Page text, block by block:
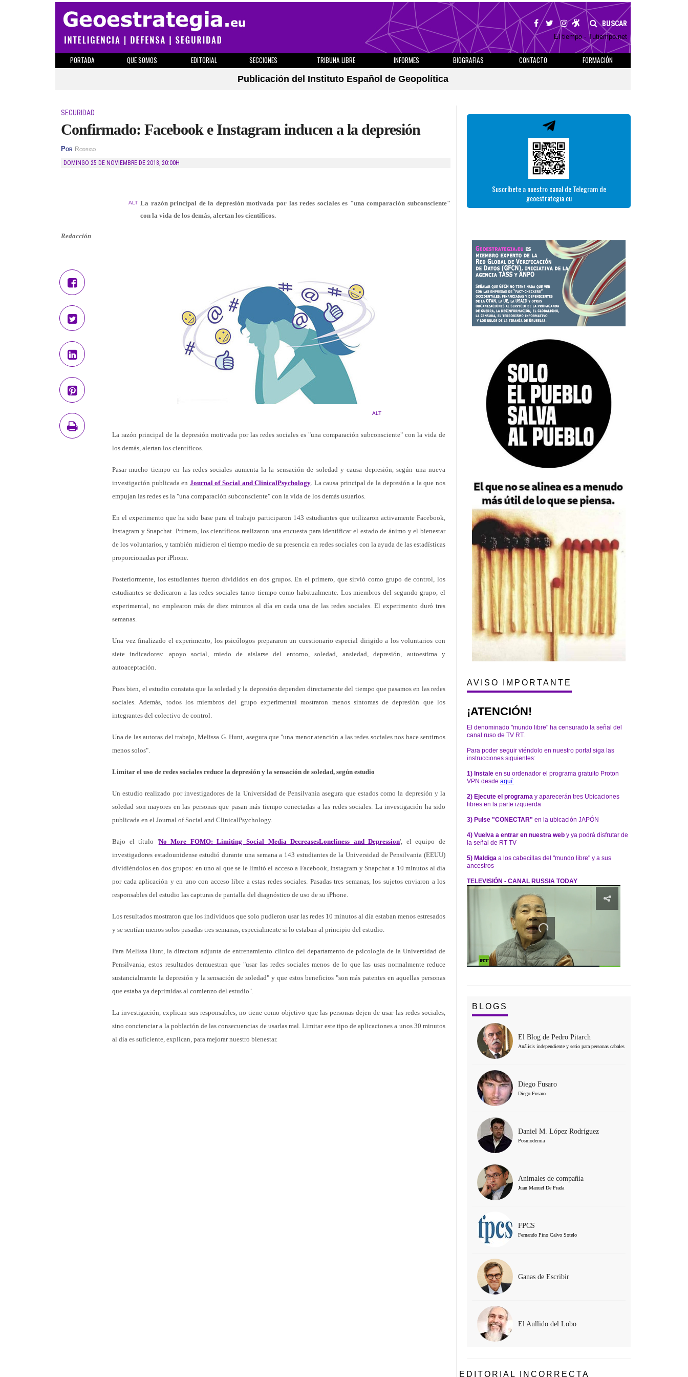
BUSCAR
El tiempo - Tutiempo.net
PORTADA QUE SOMOS EDITORIAL SECCIONES TRIBUNA LIBRE INFORMES BIOGRAFIAS CONTACTO
FORMACIÓN
Publicación del Instituto Español de Geopolítica
SEGURIDAD
Confirmado: Facebook e Instagram inducen a la depresión
Por Rodrigo
DOMINGO 25 DE NOVIEMBRE DE 2018, 20:00H
ALT La razón principal de la depresión motivada por las redes sociales es "una comparación subconsciente"
con la vida de los demás, alertan los científicos.
Redacción
ALT
La razón principal de la depresión motivada por las redes sociales es "una comparación subconsciente" con la vida de
los demás, alertan los científicos.
Pasar mucho tiempo en las redes sociales aumenta la la sensación de soledad y causa depresión, según una nueva
investigación publicada en Journal of Social and ClinicalPsychology. La causa principal de la depresión a la que nos
empujan las redes es la "una comparación subconsciente" con la vida de los demás usuarios.
En el experimento que ha sido base para el trabajo participaron 143 estudiantes que utilizaron activamente Facebook,
Instagram y Snapchat. Primero, los científicos realizaron una encuesta para identificar el estado de ánimo y el bienestar
de los voluntarios, y también midieron el tiempo medio de su presencia en redes sociales con la ayuda de las estadísticas
proporcionadas por iPhone.
Posteriormente, los estudiantes fueron divididos en dos grupos. En el primero, que sirvió como grupo de control, los
estudiantes se dedicaron a las redes sociales tanto tiempo como habitualmente. Los miembros del segundo grupo, el
experimental, no emplearon más de diez minutos al día en cada una de las redes sociales. El experimento duró tres
semanas.
Una vez finalizado el experimento, los psicólogos prepararon un cuestionario especial dirigido a los voluntarios con
siete indicadores: apoyo social, miedo de aislarse del entorno, soledad, ansiedad, depresión, autoestima y
autoaceptación.
Pues bien, el estudio constata que la soledad y la depresión dependen directamente del tiempo que pasamos en las redes
sociales. Además, todos los miembros del grupo experimental mostraron menos síntomas de depresión que los
integrantes del colectivo de control.
Una de las autoras del trabajo, Melissa G. Hunt, asegura que "una menor atención a las redes sociales nos hace sentirnos
menos solos".
Limitar el uso de redes sociales reduce la depresión y la sensación de soledad, según estudio
Un estudio realizado por investigadores de la Universidad de Pensilvania asegura que estados como la depresión y la
soledad son mayores en las personas que pasan más tiempo conectadas a las redes sociales. La investigación ha sido
publicada en el Journal of Social and ClinicalPsychology.
Bajo el título 'No More FOMO: Limiting Social Media DecreasesLoneliness and Depression', el equipo de
investigadores estadounidense estudió durante una semana a 143 estudiantes de la Universidad de Pensilvania (EEUU)
dividiéndolos en dos grupos: en uno al que se le limitó el acceso a Facebook, Instagram y Snapchat a 10 minutos al día
por cada aplicación y en uno con acceso libre a estas redes sociales. Pasadas tres semanas, los sujetos enviaron a los
responsables del estudio las capturas de pantalla del diagnóstico de uso de su iPhone.
Los resultados mostraron que los individuos que solo pudieron usar las redes 10 minutos al día estaban menos estresados
y se sentían menos solos pasadas tres semanas, especialmente si lo estaban al principio del estudio.
Para Melissa Hunt, la directora adjunta de entrenamiento clínico del departamento de psicología de la Universidad de
Pensilvania, estos resultados demuestran que "usar las redes sociales menos de lo que las usas normalmente reduce
sustancialmente la depresión y la sensación de soledad" y que estos beneficios "son más patentes en aquellas personas
que estaba ya deprimidas al comienzo del estudio".
La investigación, explican sus responsables, no tiene como objetivo que las personas dejen de usar las redes sociales,
sino concienciar a la población de las consecuencias de usarlas mal. Limitar este tipo de aplicaciones a unos 30 minutos
al día es suficiente, explican, para mejorar nuestro bienestar.
Suscríbete a nuestro canal de Telegram de
geoestrategia.eu
AVISO IMPORTANTE
¡ATENCIÓN!
El denominado "mundo libre" ha censurado la señal del
canal ruso de TV RT.
Para poder seguir viéndolo en nuestro portal siga las
instrucciones siguientes:
1) Instale en su ordenador el programa gratuito Proton
VPN desde aquí:
2) Ejecute el programa y aparecerán tres Ubicaciones
libres en la parte izquierda
3) Pulse "CONECTAR" en la ubicación JAPÓN
4) Vuelva a entrar en nuestra web y ya podrá disfrutar de
la señal de RT TV
5) Maldiga a los cabecillas del "mundo libre" y a sus
ancestros
TELEVISIÓN - CANAL RUSSIA TODAY
BLOGS
El Blog de Pedro Pitarch
Análisis independiente y serio para personas cabales
Diego Fusaro
Diego Fusaro
Daniel M. López Rodríguez
Posmodernia
Animales de compañía
Juan Manuel De Prada
FPCS
Fernando Pino Calvo Sotelo
Ganas de Escribir
El Aullido del Lobo
EDITORIAL INCORRECTA